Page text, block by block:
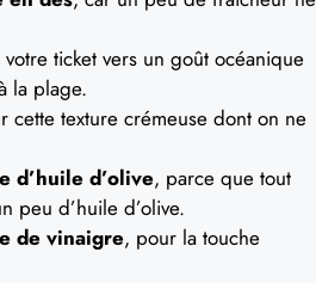
votre ticket vers un goût océanique
la plage.
cette texture crémeuse dont on ne
d’huile d’olive, parce que tout
peu d’huile d’olive.
de vinaigre, pour la touche